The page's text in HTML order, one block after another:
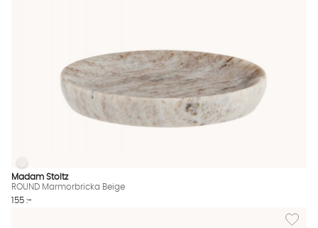
ROUND Marmorbricka Beige Finns även i dessa färger:
ROUND Marmorbricka Beige
Madam Stoltz
ROUND Marmorbricka Beige
155 :-
Lägg